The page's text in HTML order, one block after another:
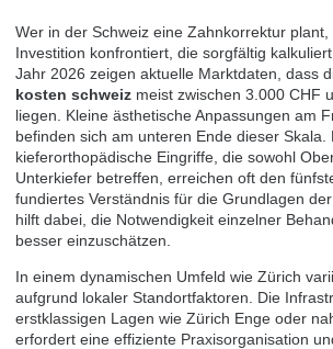
Wer in der Schweiz eine Zahnkorrektur
Investition konfrontiert, die sorgfältig
Jahr 2026 zeigen aktuelle Marktdaten, dass
kosten schweiz meist zwischen 3.000 CHF
liegen. Kleine ästhetische Anpassungen am
befinden sich am unteren Ende dieser Skala.
kieferorthopädische Eingriffe, die sowohl
Unterkiefer betreffen, erreichen oft den
fundiertes Verständnis für die Grundlagen
hilft dabei, die Notwendigkeit einzelner
besser einzuschätzen.
In einem dynamischen Umfeld wie Zürich
aufgrund lokaler Standortfaktoren. Die
erstklassigen Lagen wie Zürich Enge oder
erfordert eine effiziente Praxisorganisation